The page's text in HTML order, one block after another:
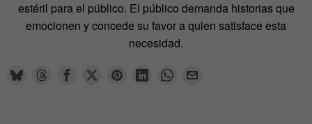
estéril para el público. El público demanda historias que
emocionen y concede su favor a quien satisface esta
necesidad.